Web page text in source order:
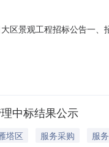
区景观工程招标公告一
安装、水系工程、叠石
。资格审查合格并入
中标结果公示
塔区 服务采购
服务